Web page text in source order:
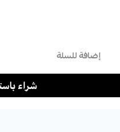
إضافة للسلة